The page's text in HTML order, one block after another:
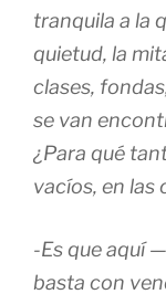
tranquila a la
quietud, la
clases,
se van
¿Para qué
vacíos, en las
-Es que aquí
basta con